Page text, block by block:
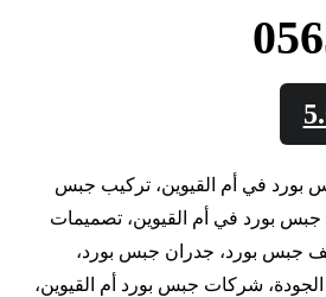
في أم القيوين، تركيب جبس
جبس بورد في أم القيوين، تصميمات
جبس بورد، جدران جبس بورد،
شركات جبس بورد أم القيوين،